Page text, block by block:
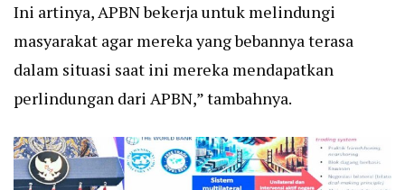
Ini artinya, APBN bekerja untuk melindungi
masyarakat agar mereka yang bebannya terasa
dalam situasi saat ini mereka mendapatkan
perlindungan dari APBN,” tambahnya.